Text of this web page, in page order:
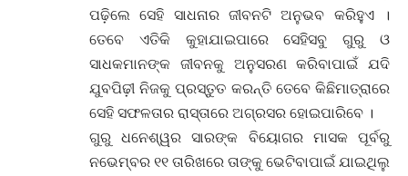
ପଢ଼ିଲେ ସେହି ସାଧନାର ଜୀବନଟି ଅନୁଭବ କରିହୁଏ ।
ତେବେ ଏତିକି କୁହାଯାଇପାରେ ସେହିସବୁ ଗୁରୁ ଓ
ସାଧକମାନଙ୍କ ଜୀବନକୁ ଅନୁସରଣ କରିବାପାଇଁ ଯଦି
ଯୁବପିଢ଼ୀ ନିଜକୁ ପ୍ରସ୍ତୁତ କରନ୍ତି ତେବେ କିଛିମାତ୍ରାରେ
ସେହି ସଫଳତାର ରାସ୍ତାରେ ଅଗ୍ରସର ହୋଇପାରିବେ ।
ଗୁରୁ ଧନେଶ୍ୱର ସାରଙ୍କ ବିୟୋଗର ମାସକ ପୂର୍ବରୁ
ନଭେମ୍ବର ୧୧ ତାରିଖରେ ତାଙ୍କୁ ଭେଟିବାପାଇଁ ଯାଇଥିଲୁ